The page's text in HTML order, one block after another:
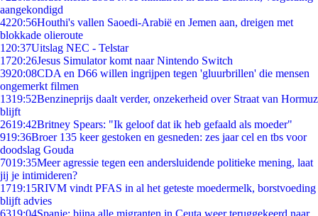
aangekondigd
4220:56Houthi's vallen Saoedi-Arabië en Jemen aan, dreigen met
blokkade olieroute
1 20:37Uitslag NEC - Telstar
1720:26Jesus Simulator komt naar Nintendo Switch
3920:08CDA en D66 willen ingrijpen tegen 'gluurbrillen' die mensen
ongemerkt filmen
1319:52Benzineprijs daalt verder, onzekerheid over Straat van Hormuz
blijft
2619:42Britney Spears: "Ik geloof dat ik heb gefaald als moeder"
919:36Broer 135 keer gestoken en gesneden: zes jaar cel en tbs voor
doodslag Gouda
7019:35Meer agressie tegen een andersluidende politieke mening, laat
jij je intimideren?
1719:15RIVM vindt PFAS in al het geteste moedermelk, borstvoeding
blijft advies
6319:04Spanje: bijna alle migranten in Ceuta weer teruggekeerd naar